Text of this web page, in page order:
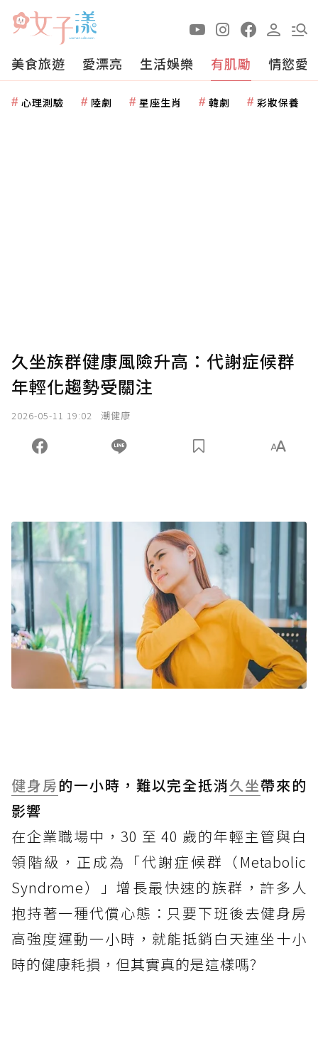
美食旅遊 愛漂亮 生活娛樂 有肌勵 情慾愛
心理測驗 陸劇 星座生肖 韓劇 彩妝保養
久坐族群健康風險升高：代謝症候群
年輕化趨勢受關注
2026-05-11 19:02 潮健康
健身房的一小時，難以完全抵消久坐帶來的
影響
在企業職場中，30 至 40 歲的年輕主管與白
領階級，正成為「代謝症候群（Metabolic
Syndrome）」增長最快速的族群，許多人
抱持著一種代償心態：只要下班後去健身房
高強度運動一小時，就能抵銷白天連坐十小
時的健康耗損，但其實真的是這樣嗎?